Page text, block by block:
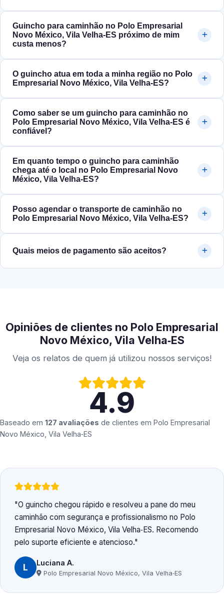
Guincho para caminhão no Polo Empresarial
Novo México, Vila Velha‑ES próximo de mim
custa menos?
O guincho atua em toda a minha região no Polo
Empresarial Novo México, Vila Velha‑ES?
Como saber se um guincho para caminhão no
Polo Empresarial Novo México, Vila Velha‑ES é
confiável?
Em quanto tempo o guincho para caminhão
chega até o local no Polo Empresarial Novo
México, Vila Velha‑ES?
Posso agendar o transporte de caminhão no
Polo Empresarial Novo México, Vila Velha‑ES?
Quais meios de pagamento são aceitos?
Opiniões de clientes no Polo Empresarial
Novo México, Vila Velha‑ES
Veja os relatos de quem já utilizou nossos serviços!
4.9
Baseado em 127 avaliações de clientes em Polo Empresarial
Novo México, Vila Velha‑ES
O guincho chegou rápido e resolveu a pane do meu
caminhão com segurança e profissionalismo no Polo
Empresarial Novo México, Vila Velha‑ES. Recomendo
pelo suporte eficiente e atencioso.
L Luciana A.
Polo Empresarial Novo México, Vila Velha‑ES